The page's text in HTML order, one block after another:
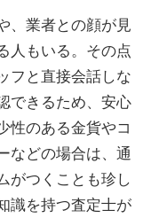
、業者との顔が見
人もいる。その点
フと直接会話しな
できるため、安心
性のある金貨やコ
などの場合は、通
がつくことも珍し
識を持つ査定士が